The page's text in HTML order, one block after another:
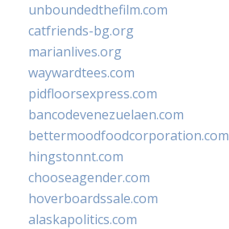
unboundedthefilm.com
catfriends-bg.org
marianlives.org
waywardtees.com
pidfloorsexpress.com
bancodevenezuelaen.com
bettermoodfoodcorporation.com
hingstonnt.com
chooseagender.com
hoverboardssale.com
alaskapolitics.com